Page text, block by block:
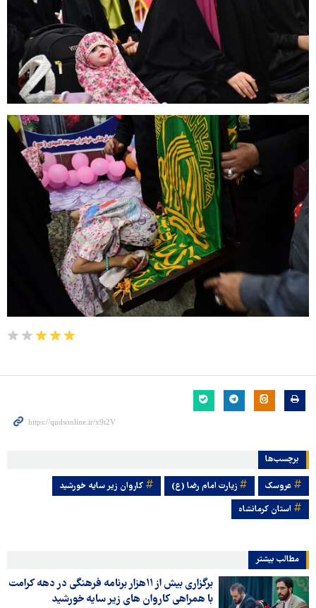
برچسب‌ها
عروسک زیارت امام رضا (ع)
کاروان زیر سایه خورشید
استان کرمانشاه
مطالب بیشتر
برگزاری بیش از ۱۱هزار برنامه فرهنگی در دهه کرامت
با همراهی کاروان های زیر سایه خورشید